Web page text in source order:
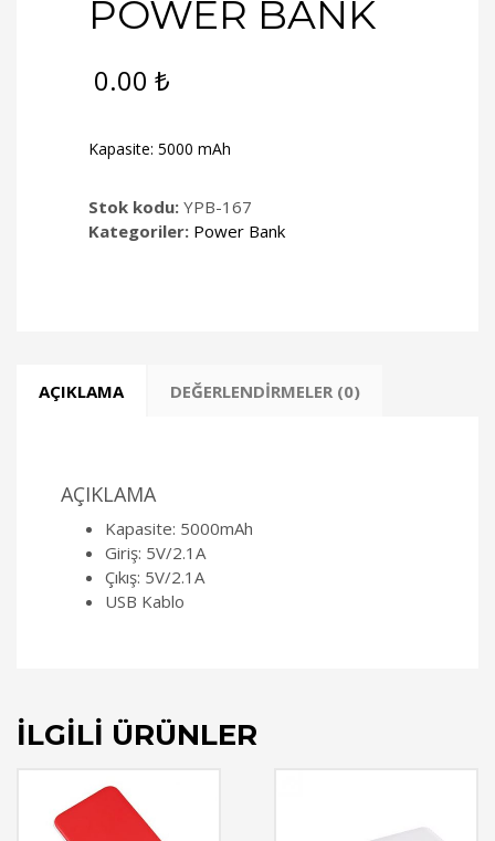
POWER BANK
0.00 ₺
Kapasite: 5000 mAh
Stok kodu: YPB-167
Kategoriler: Power Bank
AÇIKLAMA DEĞERLENDIRMELER (0)
AÇIKLAMA
Kapasite: 5000mAh
Giriş: 5V/2.1A
Çıkış: 5V/2.1A
USB Kablo
İLGILI ÜRÜNLER